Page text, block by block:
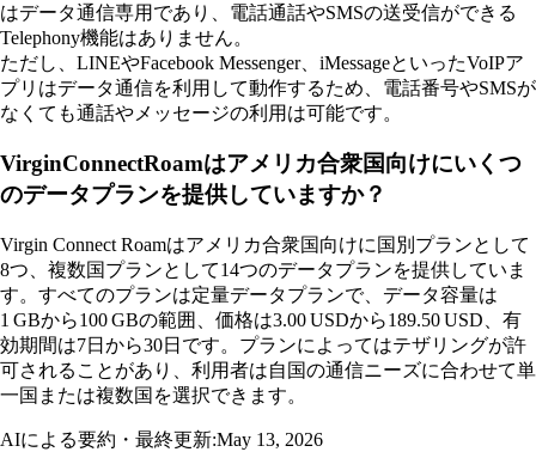
はデータ通信専用であり、電話通話やSMSの送受信ができる
Telephony機能はありません。
ただし、LINEやFacebook Messenger、iMessageといったVoIPア
プリはデータ通信を利用して動作するため、電話番号やSMSが
なくても通話やメッセージの利用は可能です。
VirginConnectRoamはアメリカ合衆国向けにいくつ
のデータプランを提供していますか？
Virgin Connect Roamはアメリカ合衆国向けに国別プランとして
8つ、複数国プランとして14つのデータプランを提供していま
す。すべてのプランは定量データプランで、データ容量は
1 GBから100 GBの範囲、価格は3.00 USDから189.50 USD、有
効期間は7日から30日です。プランによってはテザリングが許
可されることがあり、利用者は自国の通信ニーズに合わせて単
一国または複数国を選択できます。
AIによる要約・最終更新:May 13, 2026